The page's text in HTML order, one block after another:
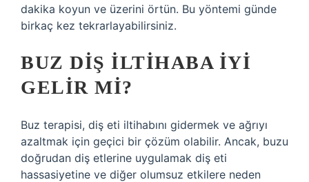
dakika koyun ve üzerini örtün. Bu yöntemi günde
birkaç kez tekrarlayabilirsiniz.
BUZ DIŞ ILTIHABA IYI
GELIR MI?
Buz terapisi, diş eti iltihabını gidermek ve ağrıyı
azaltmak için geçici bir çözüm olabilir. Ancak, buzu
doğrudan diş etlerine uygulamak diş eti
hassasiyetine ve diğer olumsuz etkilere neden